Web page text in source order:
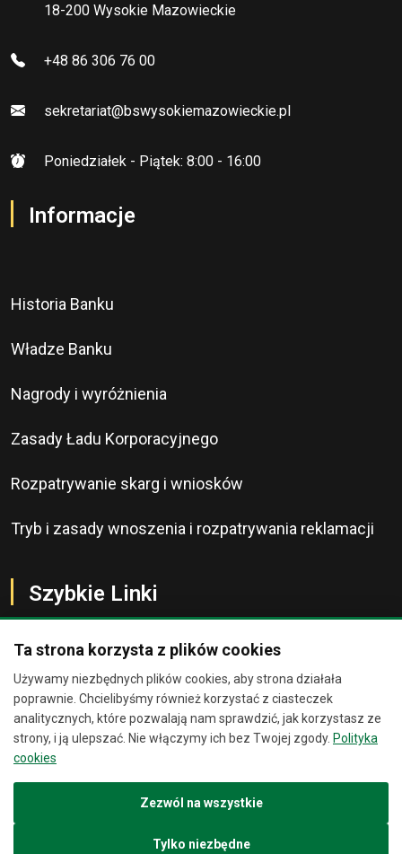
18-200 Wysokie Mazowieckie
+48 86 306 76 00
sekretariat@bswysokiemazowieckie.pl
Poniedziałek - Piątek: 8:00 - 16:00
Informacje
Historia Banku
Władze Banku
Nagrody i wyróżnienia
Zasady Ładu Korporacyjnego
Rozpatrywanie skarg i wniosków
Tryb i zasady wnoszenia i rozpatrywania reklamacji
Szybkie Linki
O Banku
Kontakt
Ta strona korzysta z plików cookies
Używamy niezbędnych plików cookies, aby strona działała
poprawnie. Chcielibyśmy również korzystać z ciasteczek
analitycznych, które pozwalają nam sprawdzić, jak korzystasz ze
strony, i ją ulepszać. Nie włączymy ich bez Twojej zgody. Polityka
cookies
Zezwól na wszystkie
Tylko niezbędne
Chat
Jesteśmy wirtualnymi
spróbujemy Ci pomóc.